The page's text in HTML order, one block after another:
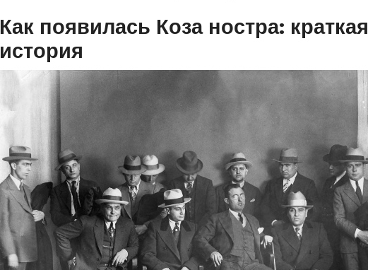
Как появилась Коза ностра: краткая
история